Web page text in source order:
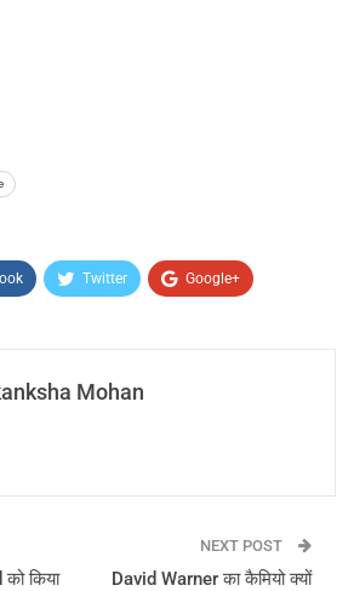
Twitter Google+
Mohan
किया
NEXT POST
David Warner का कैमियो क्यों